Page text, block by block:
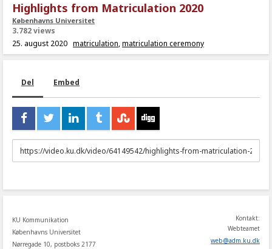
Highlights from Matriculation 2020
Københavns Universitet
3.782 views
25. august 2020 matriculation,matriculation ceremony
Del Embed
URL
to
KU Kommunikation
Københavns Universitet
Nørregade 10, postboks 2177
Kontakt:
Webteamet
web@adm.ku.dk